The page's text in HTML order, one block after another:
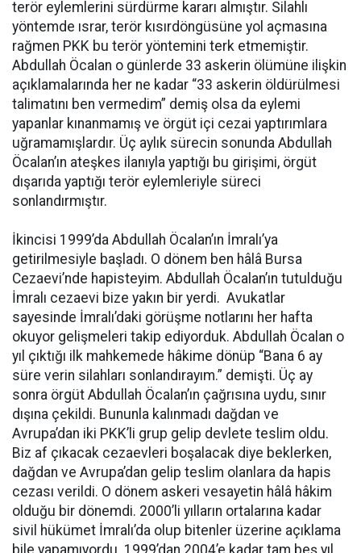
terör eylemlerini sürdürme kararı almıştır. Silahlı
yöntemde ısrar, terör kısırdöngüsüne yol açmasına
rağmen PKK bu terör yöntemini terk etmemiştir.
Abdullah Öcalan o günlerde 33 askerin ölümüne ilişkin
açıklamalarında her ne kadar “33 askerin öldürülmesi
talimatını ben vermedim” demiş olsa da eylemi
yapanlar kınanmamış ve örgüt içi cezai yaptırımlara
uğramamışlardır. Üç aylık sürecin sonunda Abdullah
Öcalan’ın ateşkes ilanıyla yaptığı bu girişimi, örgüt
dışarıda yaptığı terör eylemleriyle süreci
sonlandırmıştır.
İkincisi 1999’da Abdullah Öcalan’ın İmralı’ya
getirilmesiyle başladı. O dönem ben hâlâ Bursa
Cezaevi’nde hapisteyim. Abdullah Öcalan’ın tutulduğu
İmralı cezaevi bize yakın bir yerdi. Avukatlar
sayesinde İmralı’daki görüşme notlarını her hafta
okuyor gelişmeleri takip ediyorduk. Abdullah Öcalan o
yıl çıktığı ilk mahkemede hâkime dönüp “Bana 6 ay
süre verin silahları sonlandırayım.” demişti. Üç ay
sonra örgüt Abdullah Öcalan’ın çağrısına uydu, sınır
dışına çekildi. Bununla kalınmadı dağdan ve
Avrupa’dan iki PKK’li grup gelip devlete teslim oldu.
Biz af çıkacak cezaevleri boşalacak diye beklerken,
dağdan ve Avrupa’dan gelip teslim olanlara da hapis
cezası verildi. O dönem askeri vesayetin hâlâ hâkim
olduğu bir dönemdi. 2000’li yılların ortalarına kadar
sivil hükümet İmralı’da olup bitenler üzerine açıklama
bile yapamıyordu. 1999’dan 2004’e kadar tam beş yıl